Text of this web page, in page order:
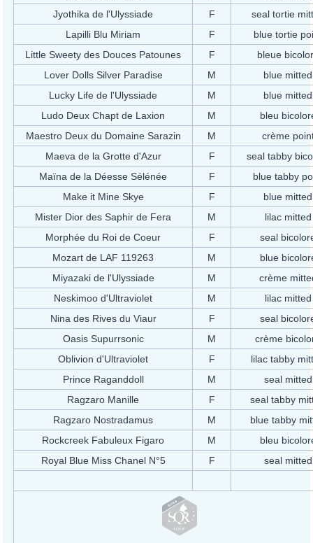
Jyothika de l'Ulyssiade
F
seal tortie
Lapilli Blu Miriam
F
blue tortie
Little Sweety des Douces Patounes
F
bleue
Lover Dolls Silver Paradise
M
blue mitted
Lucky Life de l'Ulyssiade
M
blue mitted
Ludo Deux Chapt de Laxion
M
bleu
Maestro Deux du Domaine Sarazin
M
crème
Maeva de la Grotte d'Azur
F
seal tabby
Maïna de la Déesse Sélénée
F
blue tabby
Make it Mine Skye
F
blue mitted
Mister Dior des Saphir de Fera
M
lilac mitted
Morphée du Roi de Coeur
F
seal
Mozart de LAF 119263
M
blue
Miyazaki de l'Ulyssiade
M
crème
Neskimoo d'Ultraviolet
M
lilac mitted
Nina des Rives du Viaur
F
seal
Oasis Supurrsonic
M
crème
Oblivion d'Ultraviolet
F
lilac tabby
Prince Raganddoll
M
seal mitted
Ragzaro Manille
F
seal tabby
Ragzaro Nostradamus
M
blue tabby
Rockcreek Fabuleux Figaro
M
bleu
Royal Blue Miss Chanel N°5
F seal mitted